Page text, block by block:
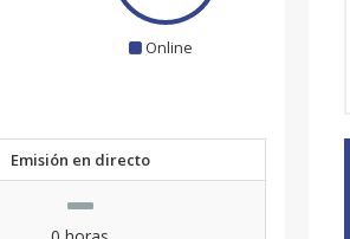
Online
Emisión en directo